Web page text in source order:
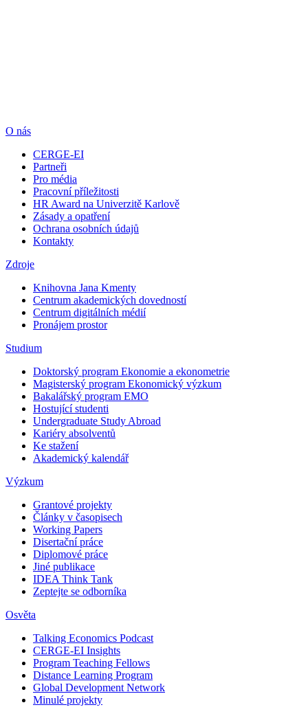
O nás
CERGE-EI
Partneři
Pro média
Pracovní příležitosti
HR Award na Univerzitě Karlově
Zásady a opatření
Ochrana osobních údajů
Kontakty
Zdroje
Knihovna Jana Kmenty
Centrum akademických dovedností
Centrum digitálních médií
Pronájem prostor
Studium
Doktorský program Ekonomie a ekonometrie
Magisterský program Ekonomický výzkum
Bakalářský program EMO
Hostující studenti
Undergraduate Study Abroad
Kariéry absolventů
Ke stažení
Akademický kalendář
Výzkum
Grantové projekty
Články v časopisech
Working Papers
Disertační práce
Diplomové práce
Jiné publikace
IDEA Think Tank
Zeptejte se odborníka
Osvěta
Talking Economics Podcast
CERGE-EI Insights
Program Teaching Fellows
Distance Learning Program
Global Development Network
Minulé projekty